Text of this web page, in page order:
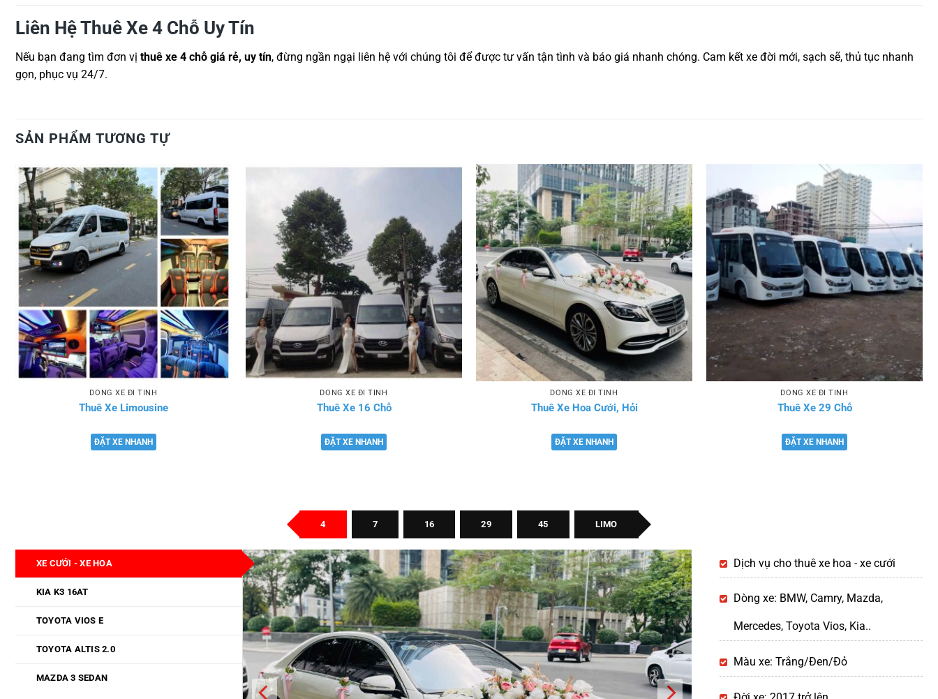
Liên Hệ Thuê Xe 4 Chỗ Uy Tín
Nếu bạn đang tìm đơn vị thuê xe 4 chỗ giá rẻ, uy tín, đừng ngần ngại liên hệ với chúng tôi để được tư vấn tận tình và báo giá nhanh chóng. Cam kết xe đời mới, sạch sẽ, thủ tục nhanh
gọn, phục vụ 24/7.
SẢN PHẨM TƯƠNG TỰ
DÒNG XE ĐI TỈNH
Thuê Xe Limousine
ĐẶT XE NHANH
DÒNG XE ĐI TỈNH
Thuê Xe 16 Chỗ
ĐẶT XE NHANH
DÒNG XE ĐI TỈNH
Thuê Xe Hoa Cưới, Hỏi
ĐẶT XE NHANH
DÒNG XE ĐI TỈNH
Thuê Xe 29 Chỗ
ĐẶT XE NHANH
4 7 16 29 45 LIMO
XE CƯỚI - XE HOA
KIA K3 16AT
TOYOTA VIOS E
TOYOTA ALTIS 2.0
MAZDA 3 SEDAN
Dịch vụ cho thuê xe hoa - xe cưới
Dòng xe: BMW, Camry, Mazda,
Mercedes, Toyota Vios, Kia..
Màu xe: Trắng/Đen/Đỏ